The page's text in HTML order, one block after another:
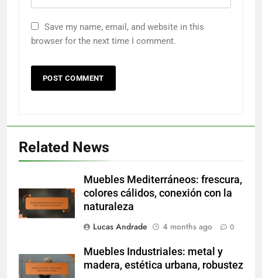
Save my name, email, and website in this
browser for the next time I comment.
Related News
Muebles Mediterráneos: frescura,
colores cálidos, conexión con la
naturaleza
Lucas Andrade
4 months ago 0
Muebles Industriales: metal y
madera, estética urbana, robustez